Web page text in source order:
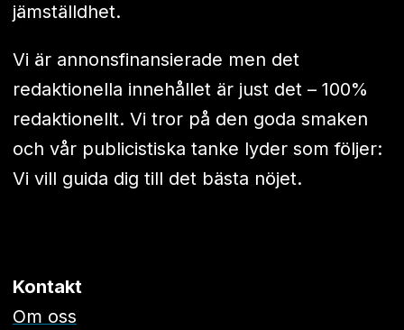
jämställdhet.
Vi är annonsfinansierade men det
redaktionella innehållet är just det – 100%
redaktionellt. Vi tror på den goda smaken
och vår publicistiska tanke lyder som följer:
Vi vill guida dig till det bästa nöjet.
Kontakt
Om oss